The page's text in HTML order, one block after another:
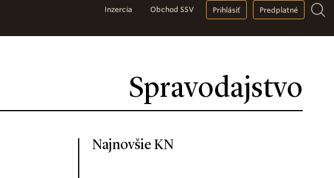
Spravodajstvo
Inzercia Obchod SSV Prihlásiť Predplatné
Najnovšie KN